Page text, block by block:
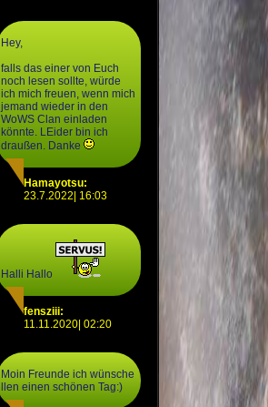
Hey,
falls das einer von Euch
noch lesen sollte, würde
ich mich freuen, wenn mich
jemand wieder in den
WoWS Clan einladen
könnte. LEider bin ich
draußen. Danke
Hamayotsu:
23.7.2022| 16:03
Halli Hallo
fensziii:
11.11.2020| 02:20
Moin Freunde ich wünsche
llen einen schönen Tag:)